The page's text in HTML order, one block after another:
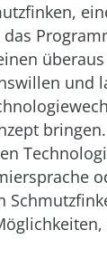
und